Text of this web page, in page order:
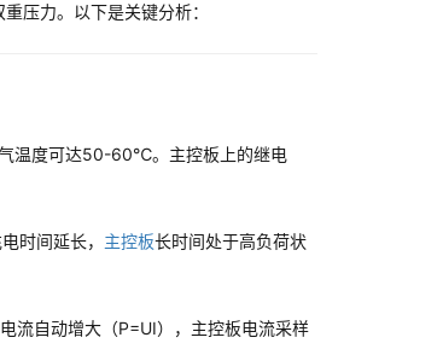
重压力。以下是关键分析：
温度可达50-60℃。主控板上的继电
时间延长， 主控板长时间处于高负荷状
流自动增大（P=UI），主控板电流采样